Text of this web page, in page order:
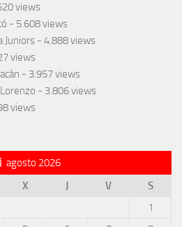
views
- 5.608 views
Juniors - 4.888 views
views
- 3.957 views
- 3.806 views
views
agosto 2026
X J V
S
1